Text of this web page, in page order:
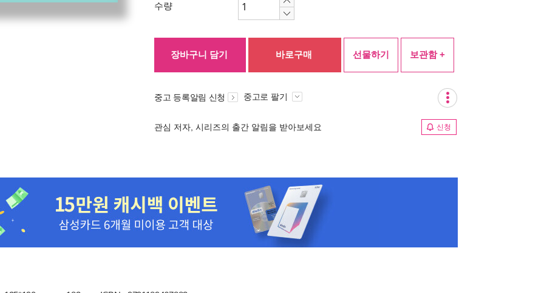
수량
장바구니 담기 바로구매 선물하기 보관함 +
중고 등록알림 신청 중고로 팔기
관심 저자, 시리즈의 출간 알림을 받아보세요 신청